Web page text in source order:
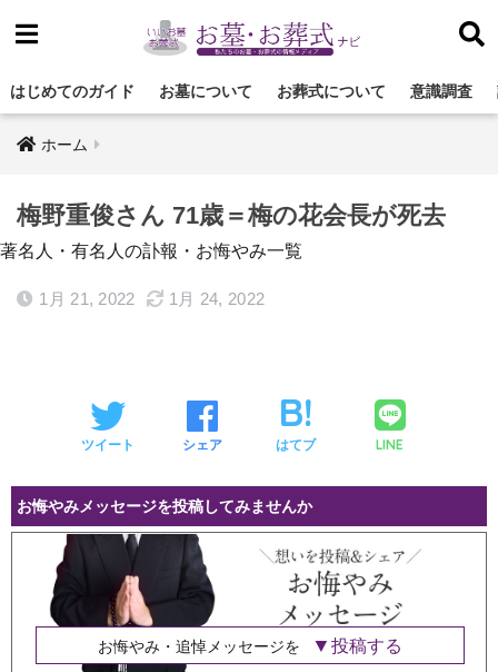
はじめてのガイド お墓について お葬式について 意識調査
ホーム
梅野重俊さん 71歳＝梅の花会長が死去
著名人・有名人の訃報・お悔やみ一覧
1月 21, 2022 1月 24, 2022
ツイート シェア はてブ LINE
お悔やみメッセージを投稿してみませんか
お悔やみ・追悼メッセージを 投稿する